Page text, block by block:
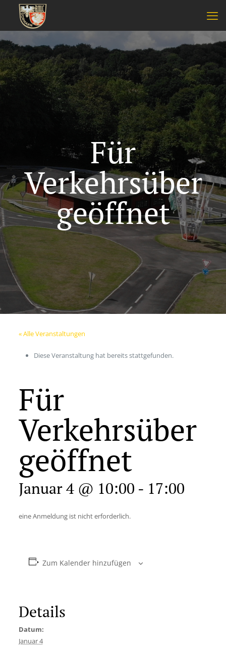
Für
Verkehrsüber
geöffnet
« Alle Veranstaltungen
Diese Veranstaltung hat bereits stattgefunden.
Für
Verkehrsüber
geöffnet
Januar 4 @ 10:00 - 17:00
eine Anmeldung ist nicht erforderlich.
Zum Kalender hinzufügen
Details
Datum:
Januar 4